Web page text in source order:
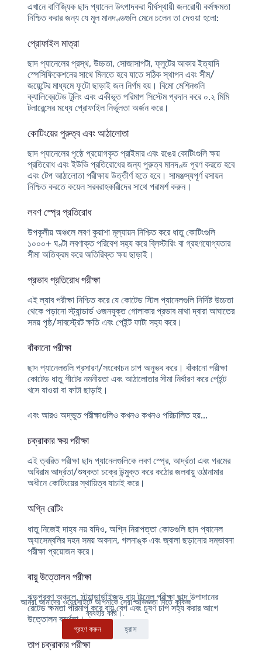
আমরা আমাদের ওয়েবসাইটে আপনাকে সেরা অভিজ্ঞতা দিতে কুকিজ
ব্যবহার করি।.
গ্রহণ করুন
হ্রাস
এখানে বাণিজ্যিক ছাদ প্যানেল উৎপাদকরা দীর্ঘস্থায়ী জলরোধী কর্মক্ষমতা
নিশ্চিত করার জন্য যে মূল মানদণ্ডগুলি মেনে চলেন তা দেওয়া হলো:
প্রোফাইল মাত্রা
ছাদ প্যানেলের প্রস্থ, উচ্চতা, সোজাসাপটা, ফ্লুটের আকার ইত্যাদি
স্পেসিফিকেশনের সাথে মিলতে হবে যাতে সঠিক স্থাপন এবং সীম/
জয়েন্টের মাধ্যমে ফুটো ছাড়াই জল নির্গম হয়। বিমো মেশিনগুলি
ক্যালিব্রেটেড টুলিং এবং একীভূত পরিমাপ সিস্টেম প্রদান করে ০.২ মিমি
টলারেন্সের মধ্যে প্রোফাইল নির্ভুলতা অর্জন করে।
কোটিংয়ের পুরুত্ব এবং আঠালোতা
ছাদ প্যানেলের পৃষ্ঠে প্রয়োগকৃত প্রাইমার এবং রঙের কোটিংগুলি ক্ষয়
প্রতিরোধ এবং ইউভি প্রতিরোধের জন্য পুরুত্ব মানদণ্ড পূরণ করতে হবে
এবং টেপ আঠালোতা পরীক্ষায় উত্তীর্ণ হতে হবে। সামঞ্জস্যপূর্ণ রসায়ন
নিশ্চিত করতে কয়েল সরবরাহকারীদের সাথে পরামর্শ করুন।
লবণ স্প্রে প্রতিরোধ
উপকূলীয় অঞ্চলে লবণ কুয়াশা মূল্যায়ন নিশ্চিত করে ধাতু কোটিংগুলি
১০০০+ ঘণ্টা লবণাক্ত পরিবেশ সহ্য করে ব্লিস্টারিং বা গ্রহণযোগ্যতার
সীমা অতিক্রম করে অতিরিক্ত ক্ষয় ছাড়াই।
প্রভাব প্রতিরোধ পরীক্ষা
এই ল্যাব পরীক্ষা নিশ্চিত করে যে কোটেড স্টিল প্যানেলগুলি নির্দিষ্ট উচ্চতা
থেকে পড়ানো স্ট্যান্ডার্ড ওজনযুক্ত গোলাকার প্রভাব মাথা দ্বারা আঘাতের
সময় পৃষ্ঠ/সাবস্ট্রেট ক্ষতি এবং পেইন্ট ফাটা সহ্য করে।
বাঁকানো পরীক্ষা
ছাদ প্যানেলগুলি প্রসারণ/সংকোচন চাপ অনুভব করে। বাঁকানো পরীক্ষা
কোটেড ধাতু শীটের নমনীয়তা এবং আঠালোতার সীমা নির্ধারণ করে পেইন্ট
খসে যাওয়া বা ফাটা ছাড়াই।
এবং আরও অদ্ভুত পরীক্ষাগুলিও কখনও কখনও পরিচালিত হয়...
চক্রাকার ক্ষয় পরীক্ষা
এই ত্বরিত পরীক্ষা ছাদ প্যানেলগুলিকে লবণ স্প্রে, আর্দ্রতা এবং গরমের
অবিরাম আর্দ্রতা/শুষ্কতা চক্রে উন্মুক্ত করে কঠোর জলবায়ু ওঠানামার
অধীনে কোটিংয়ের স্থায়িত্ব যাচাই করে।
অগ্নি রেটিং
ধাতু নিজেই দাহ্য নয় যদিও, অগ্নি নিরাপত্তা কোডগুলি ছাদ প্যানেল
অ্যাসেম্বলির দহন সময় অবদান, গলনাঙ্ক এবং জ্বালা ছড়ানোর সম্ভাবনা
পরীক্ষা প্রয়োজন করে।
বায়ু উত্তোলন পরীক্ষা
ঝড়প্রবণ অঞ্চলে, স্ট্যান্ডার্ডাইজড বায়ু টানেল পরীক্ষা ছাদ উপাদানের
রেটেড ক্ষমতা পরিমাপ করে বায়ু বেগ এবং চুষণ চাপ সহ্য করার আগে
উত্তোলন ব্যর্থতা।
তাপ চক্রাকার পরীক্ষা